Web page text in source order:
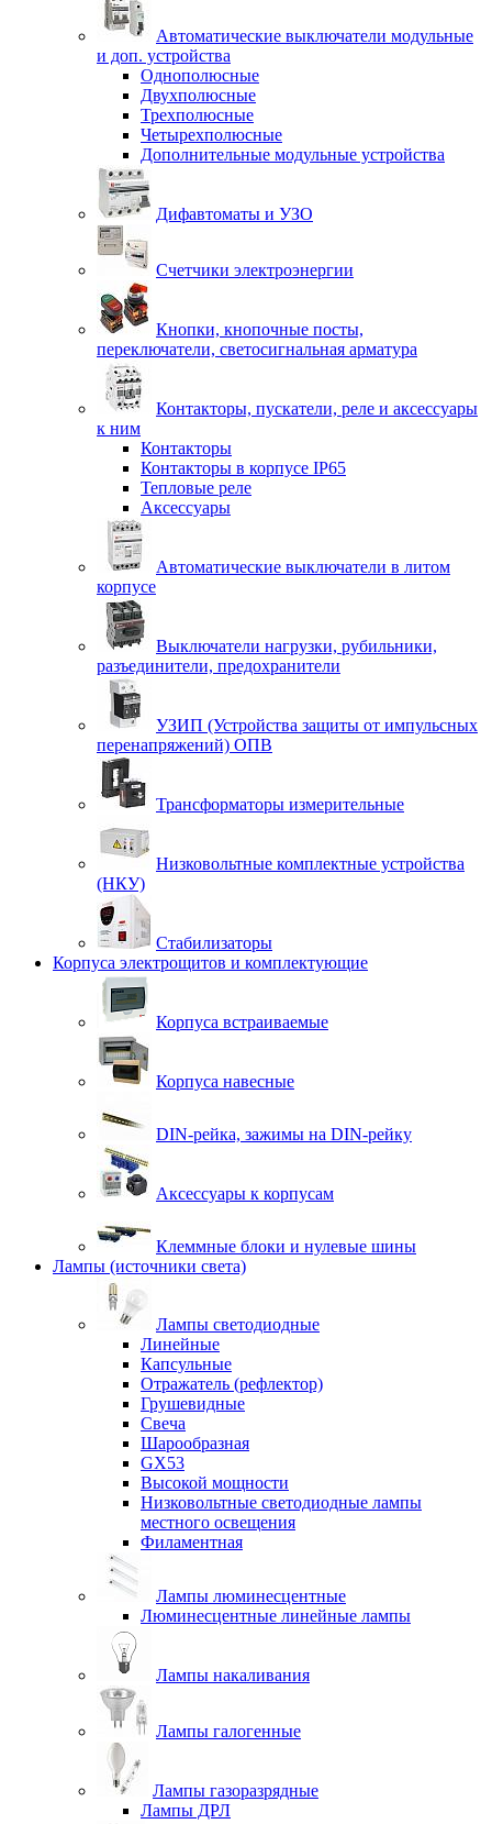
Автоматические выключатели модульные
и доп. устройства
Однополюсные
Двухполюсные
Трехполюсные
Четырехполюсные
Дополнительные модульные устройства
Дифавтоматы и УЗО
Счетчики электроэнергии
Кнопки, кнопочные посты,
переключатели, светосигнальная арматура
Контакторы, пускатели, реле и аксессуары
к ним
Контакторы
Контакторы в корпусе IP65
Тепловые реле
Аксессуары
Автоматические выключатели в литом
корпусе
Выключатели нагрузки, рубильники,
разъединители, предохранители
УЗИП (Устройства защиты от импульсных
перенапряжений) ОПВ
Трансформаторы измерительные
Низковольтные комплектные устройства
(НКУ)
Стабилизаторы
Корпуса электрощитов и комплектующие
Корпуса встраиваемые
Корпуса навесные
DIN-рейка, зажимы на DIN-рейку
Аксессуары к корпусам
Клеммные блоки и нулевые шины
Лампы (источники света)
Лампы светодиодные
Линейные
Капсульные
Отражатель (рефлектор)
Грушевидные
Свеча
Шарообразная
GX53
Высокой мощности
Низковольтные светодиодные лампы
местного освещения
Филаментная
Лампы люминесцентные
Люминесцентные линейные лампы
Лампы накаливания
Лампы галогенные
Лампы газоразрядные
Лампы ДРЛ